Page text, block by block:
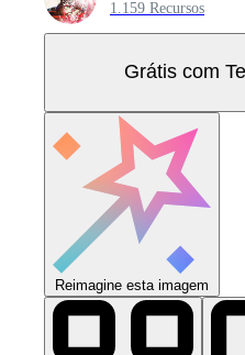
1.159 Recursos
Grátis com
Reimagine esta imagem